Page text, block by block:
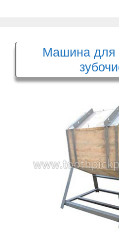
Машина для